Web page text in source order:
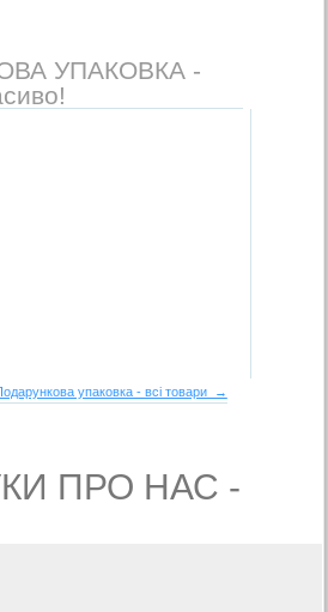
УПАКОВКА -
упаковка - всі товари →
ПРО НАС -